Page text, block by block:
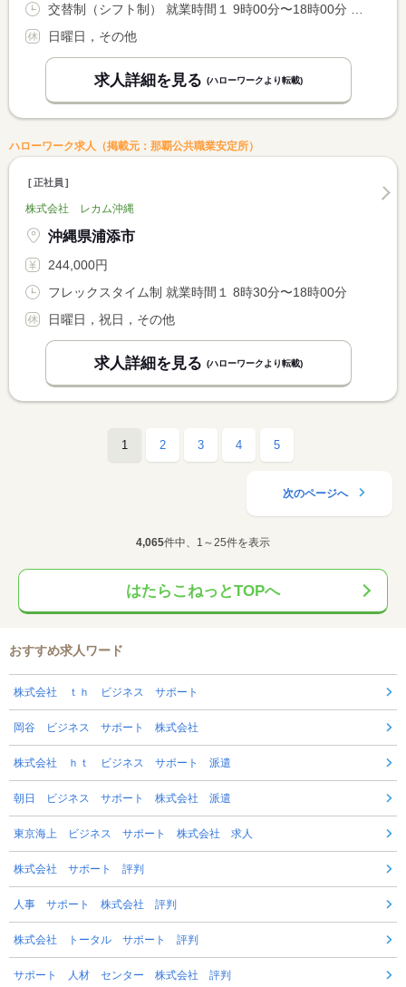
日曜日，その他
求人詳細を見る (ハローワークより転載)
ハローワーク求人（掲載元：那覇公共職業安定所）
正社員
株式会社 レカム沖縄
沖縄県浦添市
244,000円
フレックスタイム制 就業時間１ 8時30分〜18時00分
日曜日，祝日，その他
求人詳細を見る (ハローワークより転載)
1 2 3 4 5
次のページへ
4,065件中、1～25件を表示
はたらこねっとTOPへ
おすすめ求人ワード
株式会社 ｔｈ ビジネス サポート
岡谷 ビジネス サポート 株式会社
株式会社 ｈｔ ビジネス サポート 派遣
朝日 ビジネス サポート 株式会社 派遣
東京海上 ビジネス サポート 株式会社 求人
株式会社 サポート 評判
人事 サポート 株式会社 評判
株式会社 トータル サポート 評判
サポート 人材 センター 株式会社 評判